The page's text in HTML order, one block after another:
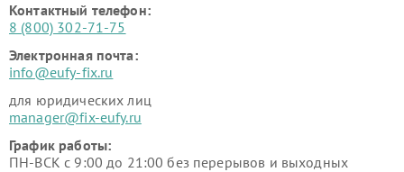
Контактный телефон:
8 (800) 302-71-75
Электронная почта:
info@eufy-fix.ru
для юридических лиц
manager@fix-eufy.ru
График работы:
ПН-ВСК с 9:00 до 21:00 без перерывов и выходных